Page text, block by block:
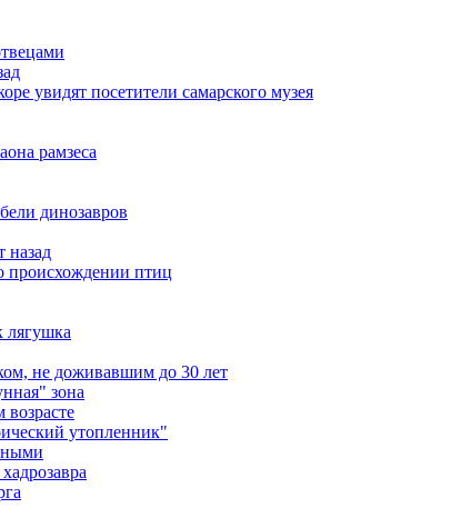
увидят посетители самарского музея
рамзеса
динозавров
назад
происхождении птиц
лягушка
не доживавшим до 30 лет
зона
возрасте
утопленник"